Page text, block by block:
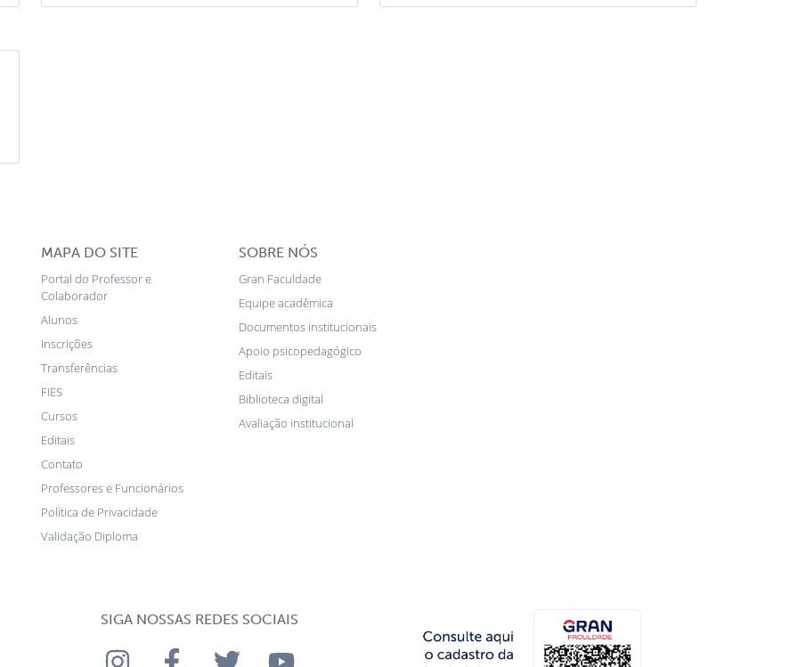
MAPA DO SITE
Portal do Professor e
Colaborador
Alunos
Inscrições
Transferências
FIES
Cursos
Editais
Contato
Professores e Funcionários
Política de Privacidade
Validação Diploma
SOBRE NÓS
Gran Faculdade
Equipe acadêmica
Documentos institucionais
Apoio psicopedagógico
Editais
Biblioteca digital
Avaliação institucional
SIGA NOSSAS REDES SOCIAIS